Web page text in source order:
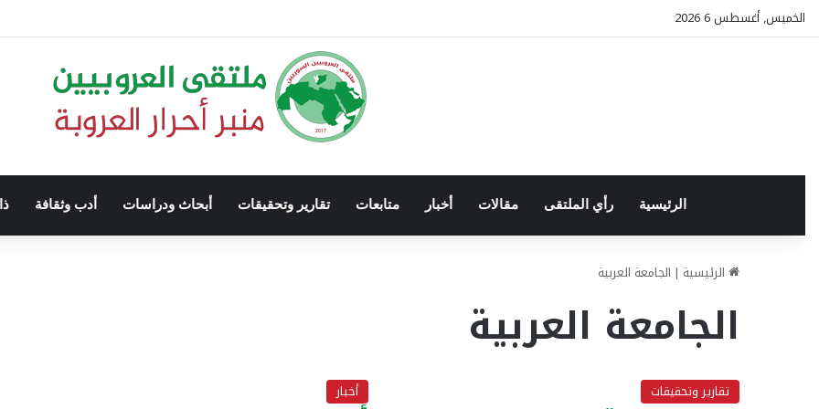
الخميس, أغسطس 6 2026
الرئيسية رأي الملتقى مقالات أخبار متابعات تقارير وتحقيقات أبحاث ودراسات أدب وثقافة
الرئيسية | الجامعة العربية
الجامعة العربية
تقارير وتحقيقات أخبار